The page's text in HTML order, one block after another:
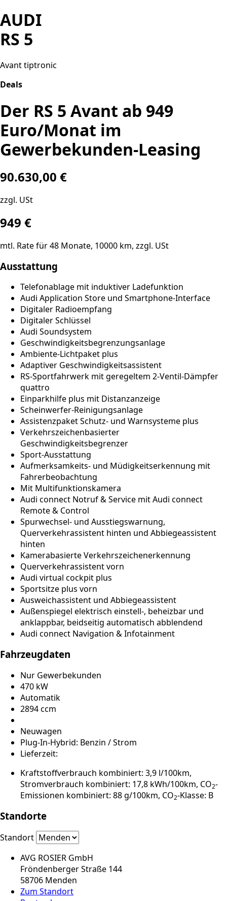
AUDI
RS 5
Avant tiptronic
Deals
Der RS 5 Avant ab 949
Euro/Monat im
Gewerbekunden-Leasing
90.630,00 €
zzgl. USt
949 €
mtl. Rate für48 Monate, 10000 km, zzgl. USt
Ausstattung
Telefonablage mit induktiver Ladefunktion
Audi Application Store und Smartphone-Interface
Digitaler Radioempfang
Digitaler Schlüssel
Audi Soundsystem
Geschwindigkeitsbegrenzungsanlage
Ambiente-Lichtpaket plus
Adaptiver Geschwindigkeitsassistent
RS-Sportfahrwerk mit geregeltem 2-Ventil-Dämpfer
quattro
Einparkhilfe plus mit Distanzanzeige
Scheinwerfer-Reinigungsanlage
Assistenzpaket Schutz- und Warnsysteme plus
Verkehrszeichenbasierter
Geschwindigkeitsbegrenzer
Sport-Ausstattung
Aufmerksamkeits- und Müdigkeitserkennung mit
Fahrerbeobachtung
Mit Multifunktionskamera
Audi connect Notruf & Service mit Audi connect
Remote & Control
Spurwechsel- und Ausstiegswarnung,
Querverkehrassistent hinten und Abbiegeassistent
hinten
Kamerabasierte Verkehrszeichenerkennung
Querverkehrassistent vorn
Audi virtual cockpit plus
Sportsitze plus vorn
Ausweichassistent und Abbiegeassistent
Außenspiegel elektrisch einstell-, beheizbar und
anklappbar, beidseitig automatisch abblendend
Audi connect Navigation & Infotainment
Fahrzeugdaten
Nur Gewerbekunden
470 kW
Automatik
2894 ccm
Neuwagen
Plug-In-Hybrid: Benzin / Strom
Lieferzeit:
Kraftstoffverbrauch kombiniert: 3,9 l/100km,
Stromverbrauch kombiniert: 17,8 kWh/100km, CO2-
Emissionen kombiniert: 88 g/100km, CO2-Klasse: B
Standorte
Standort
AVG ROSIER GmbH
Fröndenberger Straße 144
58706 Menden
Zum Standort